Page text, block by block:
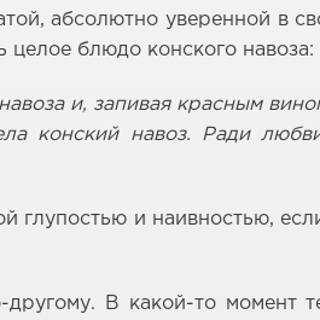
абсолютно уверенной в
блюдо конского навоза:
и, запивая красным
конский навоз. Ради
глупостью и наивностью,
В какой-то момент